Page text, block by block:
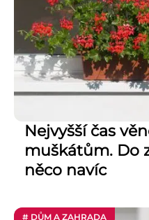
Nejvyšší čas
muškátům. Do
něco navíc
# DŮM A ZAHRADA